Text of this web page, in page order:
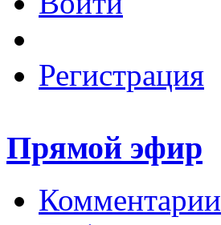
Регистрация
Прямой эфир
Комментарии